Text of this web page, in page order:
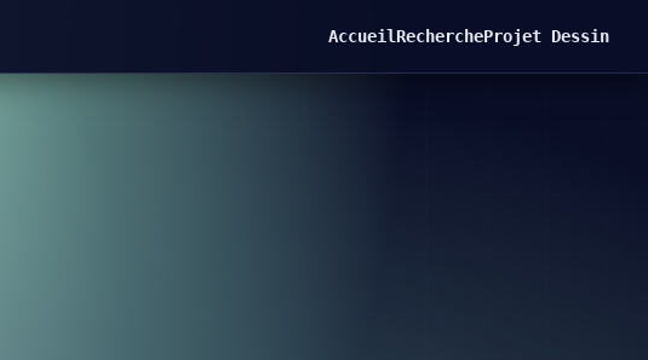
AccueilRechercheProjet Dessin